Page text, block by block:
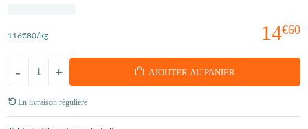
14€60
116€80/kg
+
- AJOUTER AU PANIER
En livraison régulière